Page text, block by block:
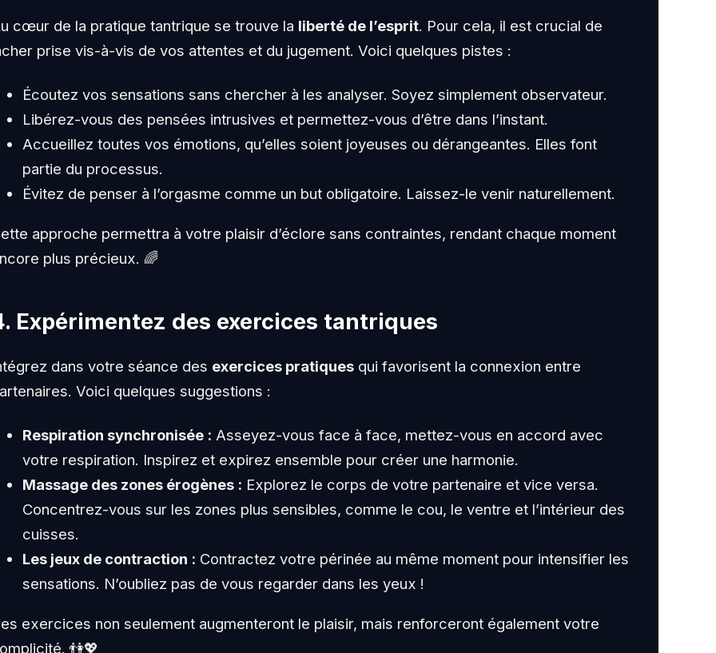
cœur de la pratique tantrique se trouve la liberté de l’esprit. Pour cela, il est crucial de
prise vis-à-vis de vos attentes et du jugement. Voici quelques pistes :
Écoutez vos sensations sans chercher à les analyser. Soyez simplement observateur.
Libérez-vous des pensées intrusives et permettez-vous d’être dans l’instant.
Accueillez toutes vos émotions, qu’elles soient joyeuses ou dérangeantes. Elles font
partie du processus.
Évitez de penser à l’orgasme comme un but obligatoire. Laissez-le venir naturellement.
approche permettra à votre plaisir d’éclore sans contraintes, rendant chaque moment
plus précieux. 🌈
Expérimentez des exercices tantriques
dans votre séance des exercices pratiques qui favorisent la connexion entre
Voici quelques suggestions :
Respiration synchronisée : Asseyez-vous face à face, mettez-vous en accord avec
votre respiration. Inspirez et expirez ensemble pour créer une harmonie.
Massage des zones érogènes : Explorez le corps de votre partenaire et vice versa.
Concentrez-vous sur les zones plus sensibles, comme le cou, le ventre et l’intérieur des
cuisses.
Les jeux de contraction : Contractez votre périnée au même moment pour intensifier les
sensations. N’oubliez pas de vous regarder dans les yeux !
exercices non seulement augmenteront le plaisir, mais renforceront également votre
👫💖